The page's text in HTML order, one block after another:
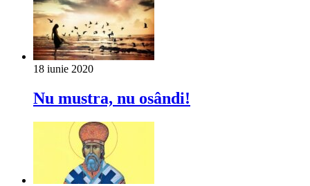
18 iunie 2020
Nu mustra, nu osândi!